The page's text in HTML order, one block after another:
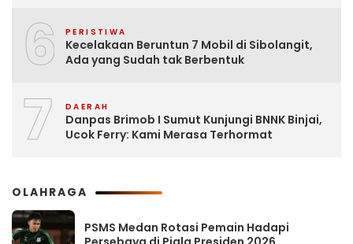
6 PERISTIWA
Kecelakaan Beruntun 7 Mobil di Sibolangit,
Ada yang Sudah tak Berbentuk
7 DAERAH
Danpas Brimob I Sumut Kunjungi BNNK Binjai,
Ucok Ferry: Kami Merasa Terhormat
OLAHRAGA
PSMS Medan Rotasi Pemain Hadapi